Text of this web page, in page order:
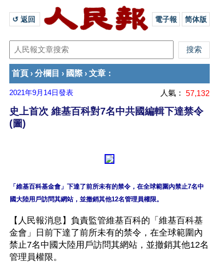
↺ 返回 電子報 简体版
首頁 › 分欄目 › 國際› 文章 ：
2021年9月14日發表 人氣： 57,132
史上首次 維基百科對7名中共國編輯下達禁令
(圖)
「維基百科基金會」下達了前所未有的禁令，在全球範圍內禁止7名中
【人民報消息】負責監管維基百科的「維基百科基
金會」日前下達了前所未有的禁令，在全球範圍內
禁止7名中國大陸用戶訪問其網站，並撤銷其他12名
管理員權限。